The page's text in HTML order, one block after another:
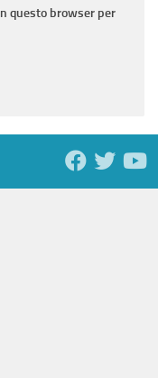
questo browser per